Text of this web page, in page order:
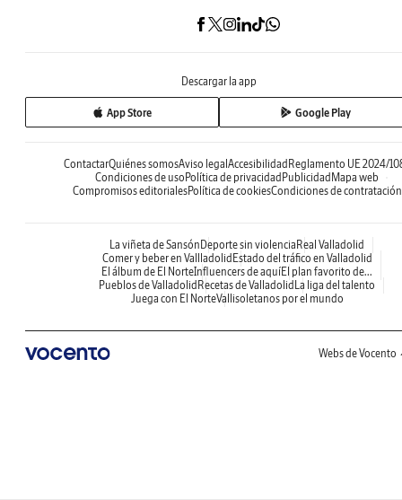
Descargar la app
App Store Google Play
ContactarQuiénes somosAviso legal Accesibilidad Reglamento UE 2024/
Condiciones de uso Política de privacidad Publicidad Mapa web
Compromisos editorialesPolítica de cookiesCondiciones de contratación
La viñeta de Sansón Deporte sin violencia Real Valladolid
Comer y beber en Vallladolid Estado del tráfico en Valladolid
El álbum de El NorteInfluencers de aquíEl plan favorito de...
Pueblos de Valladolid Recetas de Valladolid La liga del talento
Juega con El NorteVallisoletanos por el mundo
Webs de Vocento